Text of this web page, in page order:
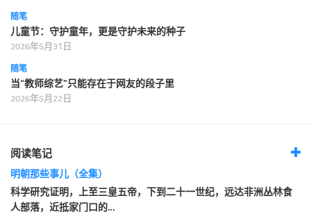
随笔
儿童节：守护童年，更是守护未来的种子
2026年5月31日
随笔
当“教师综艺”只能存在于网友的段子里
2026年5月22日
阅读笔记
明朝那些事儿（全集）
科学研究证明，上至三皇五帝，下到二十一世纪，远达非洲丛林食
人部落，近抵家门口的…